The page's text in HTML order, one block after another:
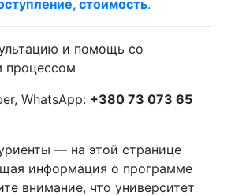
стоимость.
и помощь со
процессом
WhatsApp: +380 73 073 65
— на этой странице
информация о программе
внимание, что университет